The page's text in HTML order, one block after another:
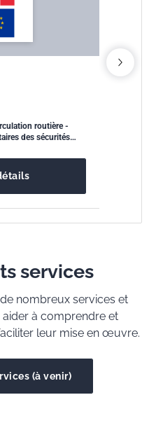
routière -
des sécurités
services
nombreux services et
à comprendre et
leur mise en œuvre.
(à venir)